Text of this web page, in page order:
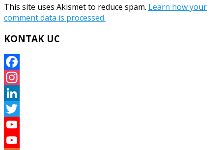
This site uses Akismet to reduce spam. Learn how your
comment data is processed.
KONTAK UC
Facebook
Instagram
LinkedIn
Twitter
YouTube